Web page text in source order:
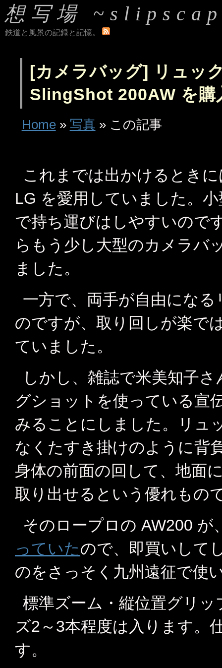
想写場
鉄道と風景の記録と記憶。
[カメラバッグ] リュッ
SlingShot 200AW を購
Home» 写真 » この記事
これまでは出かけるとき
LG を愛用していました。
で持ち運びはしやすいので
らもう少し大型のカメラバ
ました。
一方で、両手が自由にな
のですが、取り回しが楽で
ていました。
しかし、雑誌で米美知子
グショットを使っている宣
みることにしました。リュ
なくたすき掛けのように背
身体の前面の回して、地面
取り出せるという優れもの
そのロープロの AW200 が
っていたので、即買いして
のをさっそく九州遠征で使
標準ズーム・縦位置グリ
ズ2～3本程度は入ります。
す。